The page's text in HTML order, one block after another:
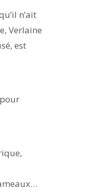
n’ait
Verlaine
est